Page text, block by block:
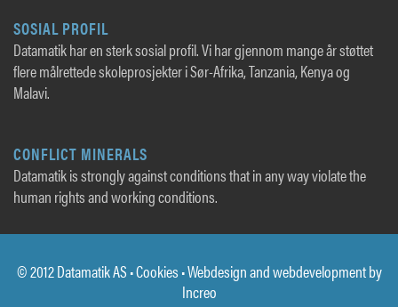
SOSIAL PROFIL
Datamatik har en sterk sosial profil. Vi har gjennom mange år støttet
flere målrettede skoleprosjekter i Sør-Afrika, Tanzania, Kenya og
Malavi.
CONFLICT MINERALS
Datamatik is strongly against conditions that in any way violate the
human rights and working conditions.
© 2012 Datamatik AS •Cookies • Webdesign and webdevelopment by
Increo